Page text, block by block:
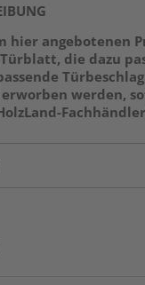
hier angebotenen
die dazu
erworben werden,